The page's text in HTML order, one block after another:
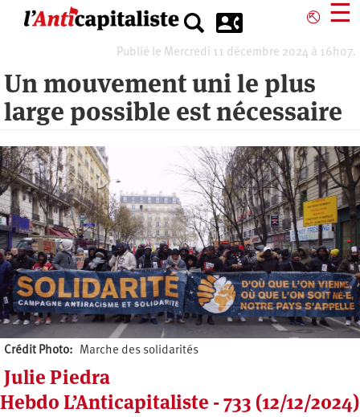
⎋ ☰
Publié le Mercredi 11 décembre 2024 à 16h07.
Un mouvement uni le plus
large possible est nécessaire
Crédit Photo Marche des solidarités
Julie Piedra
Hebdo L’Anticapitaliste - 733 (12/12/2024)